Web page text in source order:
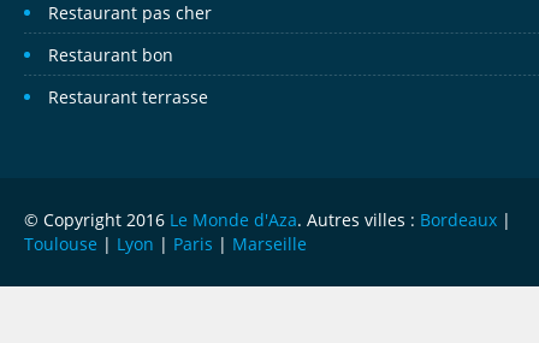
Restaurant pas cher
Restaurant bon
Restaurant terrasse
© Copyright 2016 Le Monde d'Aza. Autres villes : Bordeaux |
Toulouse | Lyon | Paris | Marseille